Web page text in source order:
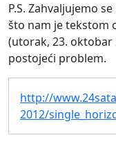
P.S. Zahvaljujemo
što nam je tekstom
(utorak, 23. oktobar
postojeći problem.
http://
2012/